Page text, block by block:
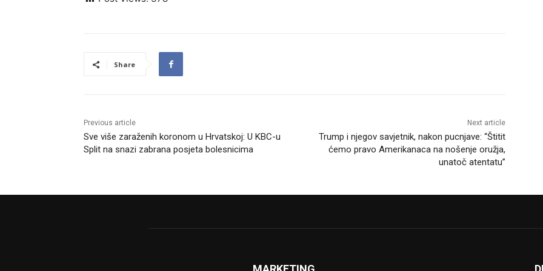
Share
Previous article
Sve više zaraženih koronom u Hrvatskoj: U KBC-u
Split na snazi zabrana posjeta bolesnicima
Next article
Trump i njegov savjetnik, nakon pucnjave: “Štitit
ćemo pravo Amerikanaca na nošenje oružja,
unatoč atentatu”